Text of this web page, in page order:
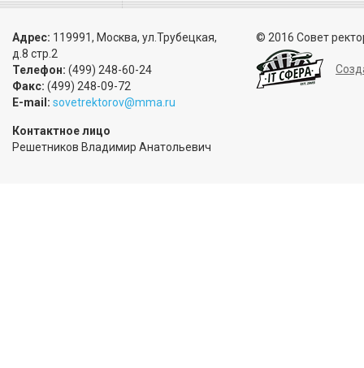
Адрес: 119991, Москва, ул.Трубецкая,
д.8 стр.2
Телефон: (499) 248-60-24
Факс: (499) 248-09-72
E-mail: sovetrektorov@mma.ru
Контактное лицо
Решетников Владимир Анатольевич
© 2016 Совет